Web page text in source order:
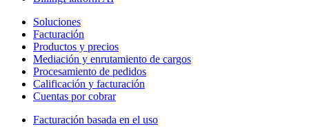
Soluciones
Facturación
Productos y precios
Mediación y enrutamiento de cargos
Procesamiento de pedidos
Calificación y facturación
Cuentas por cobrar
Facturación basada en el uso